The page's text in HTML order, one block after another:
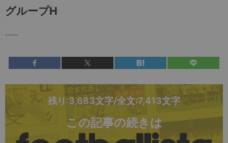
グループH
……
残り:3,683文字/全文:7,413文字
この記事の続きは